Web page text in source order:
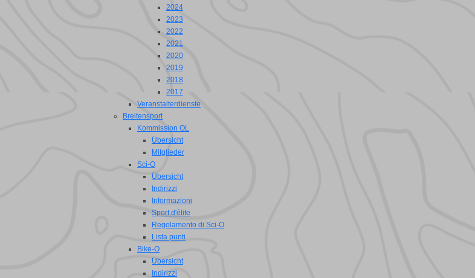
2024
2023
2022
2021
2020
2019
2018
2017
Veranstalterdienste
Breitensport
Kommission OL
Übersicht
Mitglieder
Sci-O
Übersicht
Indirizzi
Informazioni
Sport d'élite
Regolamento di Sci-O
Lista punti
Bike-O
Übersicht
Indirizzi